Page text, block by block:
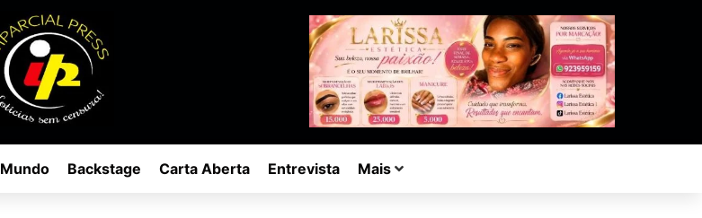
Mundo Backstage Carta Aberta Entrevista Mais